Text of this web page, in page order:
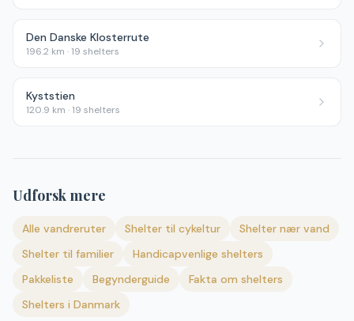
Den Danske Klosterrute
196.2 km · 19 shelters
Kyststien
120.9 km · 19 shelters
Udforsk mere
Alle vandreruter Shelter til cykeltur
Shelter nær vand
Shelter til familier
Handicapvenlige shelters
Pakkeliste
Begynderguide
Fakta om shelters
Shelters i Danmark